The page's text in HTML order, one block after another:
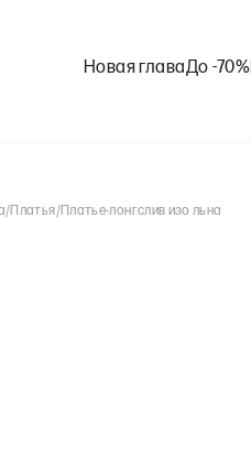
Новая главаДо -70%
/ Платья/Платье-лонгслив изо льна